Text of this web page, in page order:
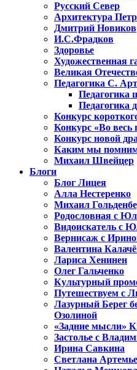
Русский Север
Архитектура
Дмитрий Новиков
И.С.Фрадков
Здоровье
Художественная
Великая
Педагогика С.
Педагогика
Педагогика
Конкурс
Конкурс «Во весь
Конкурс новой
Каким мы помним
Михаил Швейцер
Блоги
Блог Лицея
Алла Нестеренко
Михаил
Родословная с
Видоискатель с
Вернисаж с
Валентина
Лариса Хенинен
Олег Гальченко
Культурный
Путешествуем с
Лазурный Берег
Озолиной
«Задние мысли»
Застолье с
Ирина Савкина
Светлана